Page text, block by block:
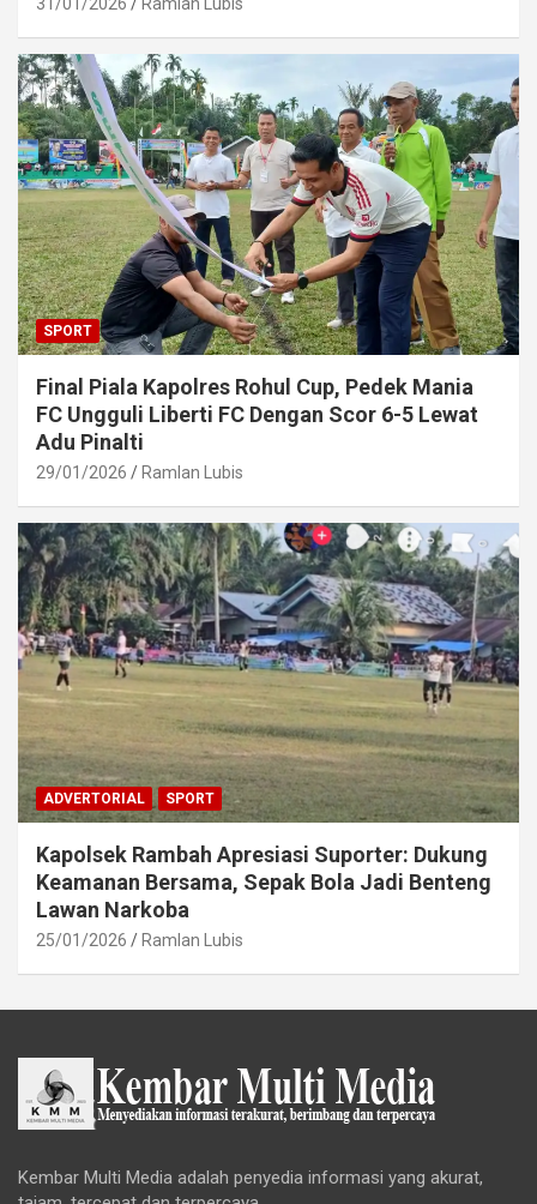
SPORT
Final Piala Kapolres Rohul Cup, Pedek Mania
FC Ungguli Liberti FC Dengan Scor 6-5 Lewat
Adu Pinalti
29/01/2026 Ramlan Lubis
ADVERTORIAL SPORT
Kapolsek Rambah Apresiasi Suporter: Dukung
Keamanan Bersama, Sepak Bola Jadi Benteng
Lawan Narkoba
25/01/2026 Ramlan Lubis
Kembar Multi Media adalah penyedia informasi yang akurat,